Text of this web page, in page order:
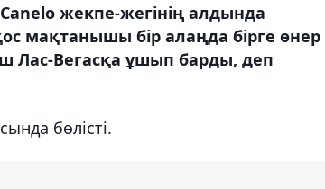
жекпе-жегінің алдында
мақтанышы бір алаңда бірге өнер
Лас-Вегасқа ұшып барды, деп
бөлісті.